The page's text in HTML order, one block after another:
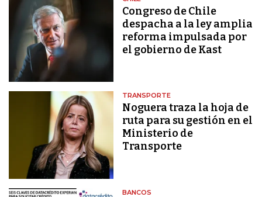
Congreso de Chile
despacha a la ley amplia
reforma impulsada por
el gobierno de Kast
TRANSPORTE
Noguera traza la hoja de
ruta para su gestión en el
Ministerio de
Transporte
BANCOS